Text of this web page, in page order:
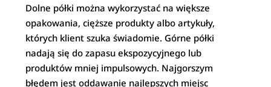
Dolne półki można wykorzystać na większe
opakowania, cięższe produkty albo artykuły,
których klient szuka świadomie. Górne półki
nadają się do zapasu ekspozycyjnego lub
produktów mniej impulsowych. Najgorszym
błędem jest oddawanie najlepszych miejsc